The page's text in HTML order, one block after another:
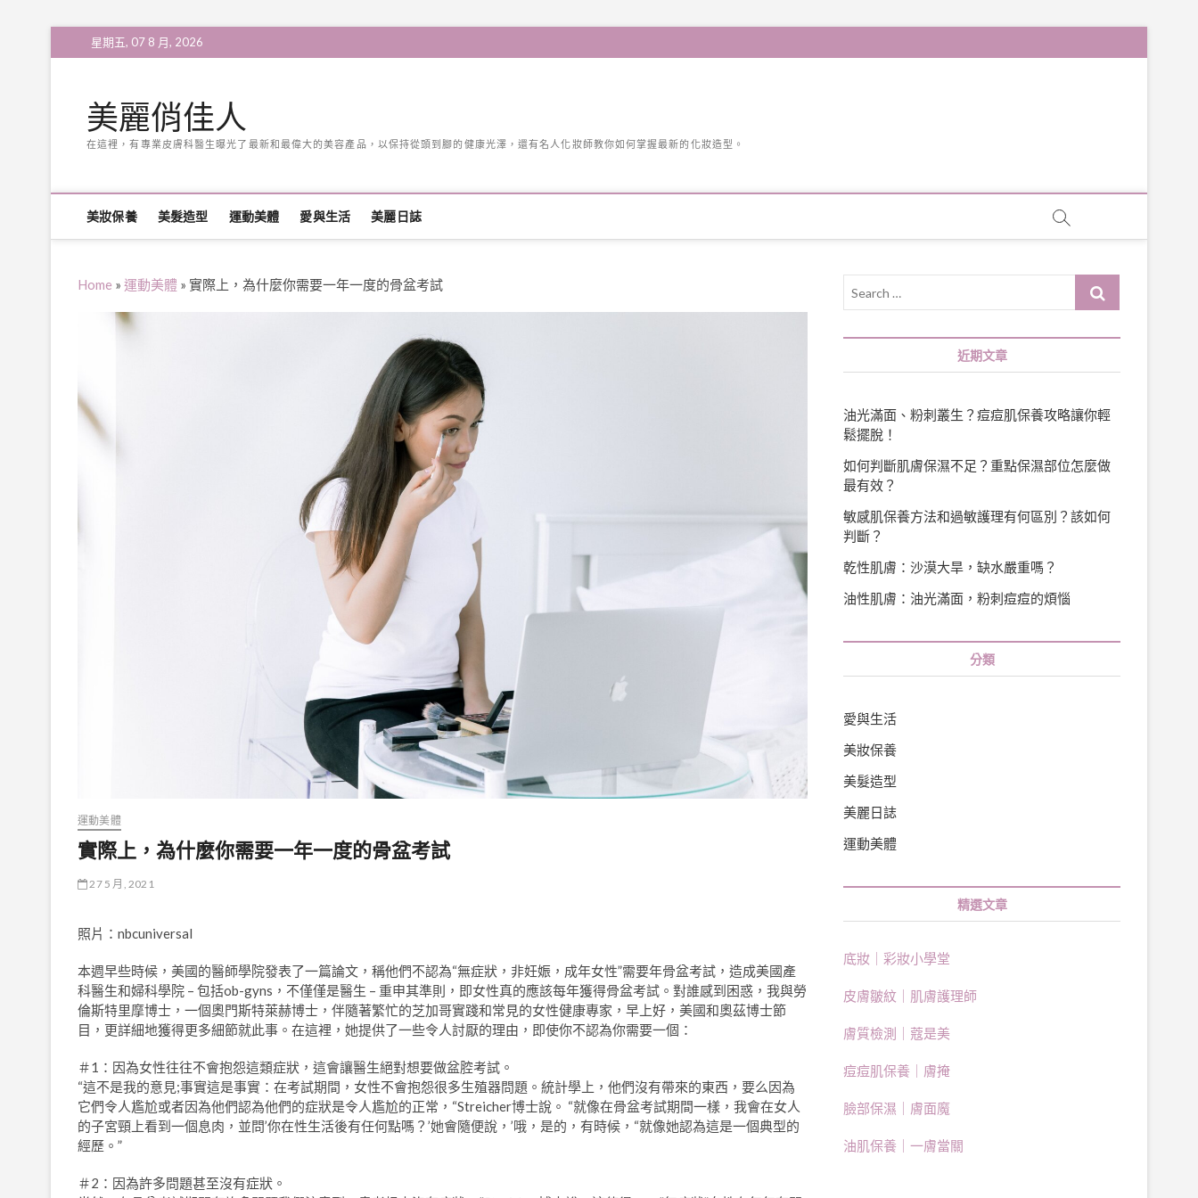
to
星期五, 07 8 月, 2026
美麗俏佳人
在這裡，有專業皮膚科醫生曝光了最新和最偉大的美容產品，以保持從頭到腳的健康光澤，還有名人化妝師教你如何掌握最新的化妝造型。
美妝保養 美髮造型 運動美體 愛與生活 美麗日誌
Home » 運動美體 » 實際上，為什麼你需要一年一度的骨盆考試
運動美體
實際上，為什麼你需要一年一度的骨盆考試
27 5 月, 2021
照片：nbcuniversal
本週早些時候，美國的醫師學院發表了一篇論文，稱他們不認為“無症狀，非妊娠，成年女性”需要年骨盆考試，造成美國產
科醫生和婦科學院 – 包括ob-gyns，不僅僅是醫生 – 重申其準則，即女性真的應該每年獲得骨盆考試。對誰感到困惑，我與勞
倫斯特里摩博士，一個奧門斯特萊赫博士，伴隨著繁忙的芝加哥實踐和常見的女性健康專家，早上好，美國和奧茲博士節
目，更詳細地獲得更多細節就此事。在這裡，她提供了一些令人討厭的理由，即使你不認為你需要一個：
＃1：因為女性往往不會抱怨這類症狀，這會讓醫生絕對想要做盆腔考試。
“這不是我的意見;事實這是事實：在考試期間，女性不會抱怨很多生殖器問題。統計學上，他們沒有帶來的東西，要么因為
它們令人尷尬或者因為他們認為他們的症狀是令人尷尬的正常，“Streicher博士說。 “就像在骨盆考試期間一樣，我會在女人
的子宮頸上看到一個息肉，並問’你在性生活後有任何點嗎？’她會隨便說，’哦，是的，有時候，“就像她認為這是一個典型的
經歷。”
＃2：因為許多問題甚至沒有症狀。
Search
近期文章
油光滿面、粉刺叢生？痘痘肌保養攻略讓你輕
鬆擺脫！
如何判斷肌膚保濕不足？重點保濕部位怎麼做
最有效？
敏感肌保養方法和過敏護理有何區別？該如何
判斷？
乾性肌膚：沙漠大旱，缺水嚴重嗎？
油性肌膚：油光滿面，粉刺痘痘的煩惱
分類
愛與生活
美妝保養
美髮造型
美麗日誌
運動美體
精選文章
底妝｜彩妝小學堂
皮膚皺紋｜肌膚護理師
膚質檢測｜蔻是美
痘痘肌保養｜膚掩
臉部保濕｜膚面魔
油肌保養｜一膚當關